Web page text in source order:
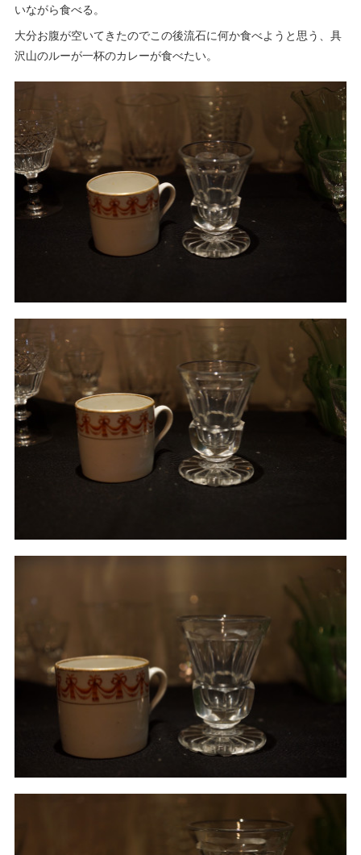
いながら食べる。
大分お腹が空いてきたのでこの後流石に何か食べようと思う、具
沢山のルーが一杯のカレーが食べたい。